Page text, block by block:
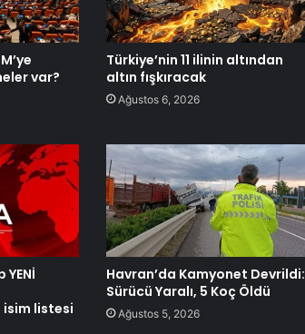
var?
Türkiye’nin 11 ilinin altından
altın fışkıracak
Ağustos 6, 2026
listesi
Havran’da Kamyonet Devrildi:
Sürücü Yaralı, 5 Koç Öldü
Ağustos 5, 2026